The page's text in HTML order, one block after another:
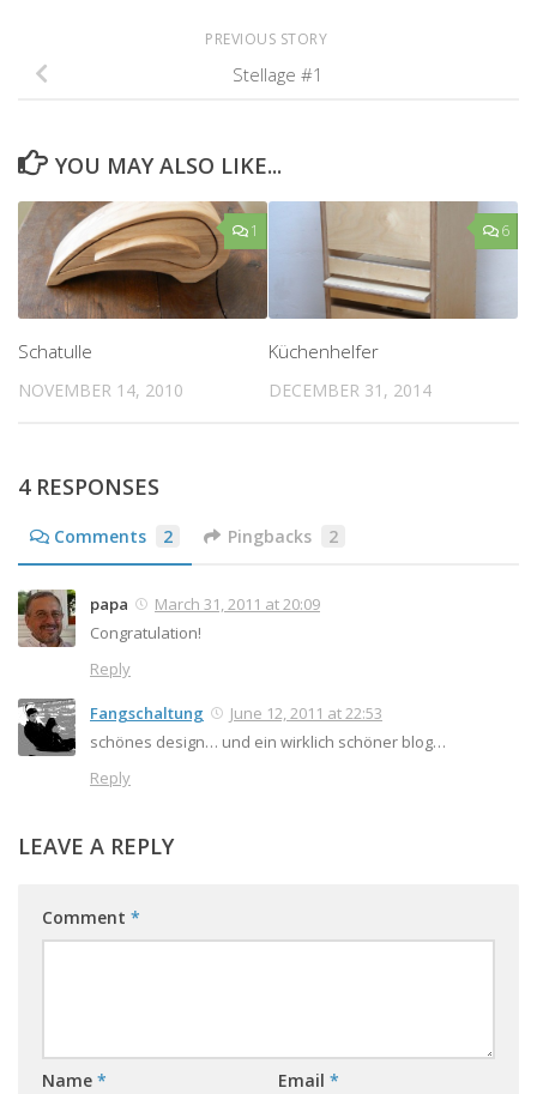
PREVIOUS STORY
Stellage #1
YOU MAY ALSO LIKE...
1
Schatulle
NOVEMBER 14, 2010
6
Küchenhelfer
DECEMBER 31, 2014
4 RESPONSES
Comments 2 Pingbacks 2
papa
March 31, 2011 at 20:09
Congratulation!
Reply
Fangschaltung
June 12, 2011 at 22:53
schönes design… und ein wirklich schöner blog…
Reply
LEAVE A REPLY
Comment *
Name * Email *